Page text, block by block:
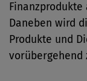
Daneben wird
Produkte und
vorübergehend